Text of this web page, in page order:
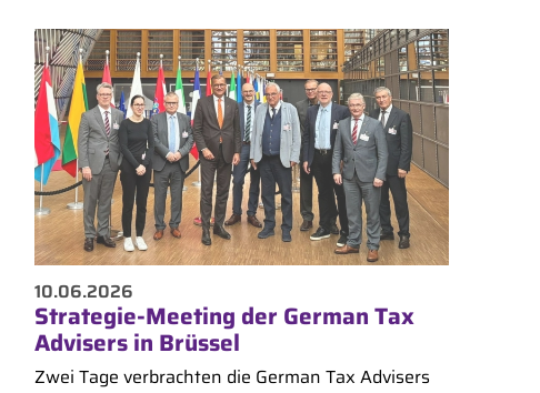
10.06.2026
Strategie-Meeting der German Tax
Advisers in Brüssel
Zwei Tage verbrachten die German Tax Advisers